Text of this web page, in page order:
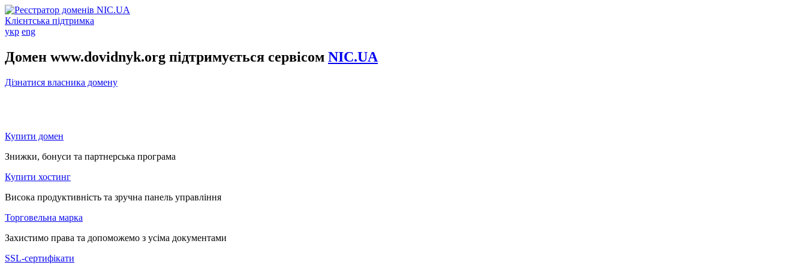
Клієнтська підтримка
укр eng
Домен www.dovidnyk.org підтримується сервісом NIC.UA
Дізнатися власника домену
Купити домен
Знижки, бонуси та партнерська програма
Купити хостинг
Висока продуктивність та зручна панель управління
Торговельна марка
Захистимо права та допоможемо з усіма документами
SSL-сертифікати